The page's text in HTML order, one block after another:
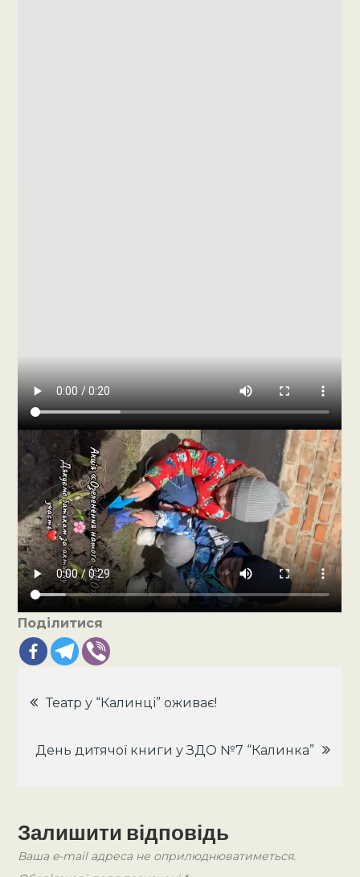
Поділитися
Навігація
записів
Театр у “Калинці” оживає!
День дитячої книги у ЗДО №7 “Калинка”
Залишити відповідь
Ваша e-mail адреса не оприлюднюватиметься.